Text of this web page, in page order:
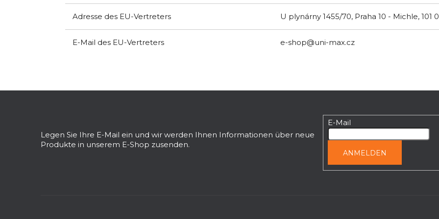
Adresse des EU-Vertreters U plynárny 1455/70, Praha 10 - Michle, 101
E-Mail des EU-Vertreters e-shop@uni-max.cz
Legen Sie Ihre E-Mail ein und wir werden Ihnen Informationen über neue
Produkte in unserem E-Shop zusenden.
E-Mail
ANMELDEN